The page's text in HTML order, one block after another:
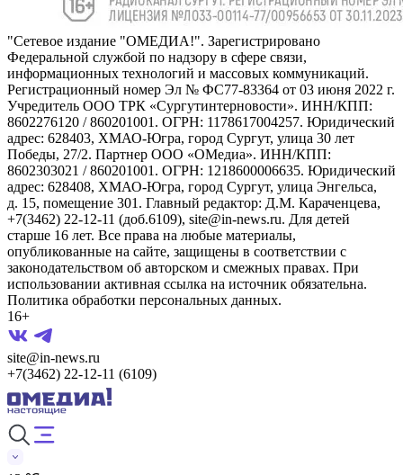
"Сетевое издание "ОМЕДИА!". Зарегистрировано
Федеральной службой по надзору в сфере связи,
информационных технологий и массовых коммуникаций.
Регистрационный номер Эл № ФС77-83364 от 03 июня 2022 г.
Учредитель ООО ТРК «Сургутинтерновости». ИНН/КПП:
8602276120 / 860201001. ОГРН: 1178617004257. Юридический
адрес: 628403, ХМАО-Югра, город Сургут, улица 30 лет
Победы, 27/2. Партнер ООО «ОМедиа». ИНН/КПП:
8602303021 / 860201001. ОГРН: 1218600006635. Юридический
адрес: 628408, ХМАО-Югра, город Сургут, улица Энгельса,
д. 15, помещение 301. Главный редактор: Д.М. Караченцева,
+7(3462) 22-12-11 (доб.6109), site@in-news.ru. Для детей
старше 16 лет. Все права на любые материалы,
опубликованные на сайте, защищены в соответствии с
законодательством об авторском и смежных правах. При
использовании активная ссылка на источник обязательна.
Политика обработки персональных данных.
16+
site@in-news.ru
+7(3462) 22-12-11 (6109)